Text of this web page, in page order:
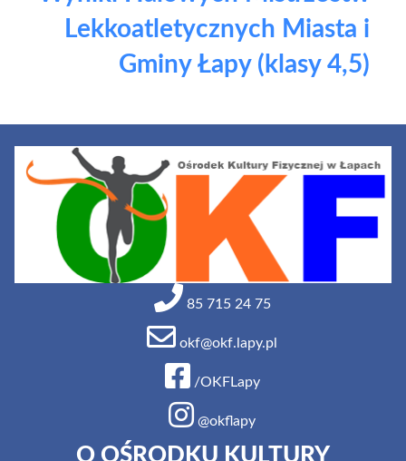
Lekkoatletycznych Miasta i
Gminy Łapy (klasy 4,5)
85 715 24 75
okf@okf.lapy.pl
/OKFLapy
@okflapy
O OŚRODKU KULTURY